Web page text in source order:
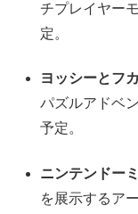
チプレイヤー
定。
ヨッシーとフ
パズルアドベ
予定。
ニンテンドー
を展示するア